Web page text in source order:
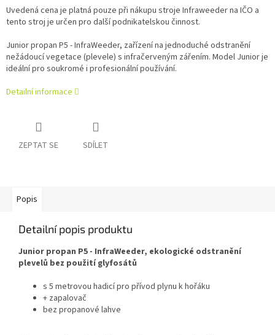
Uvedená cena je platná pouze při nákupu stroje Infraweeder na IČO a
tento stroj je určen pro další podnikatelskou činnost.
Junior propan P5 - InfraWeeder, zařízení na jednoduché odstranění
nežádoucí vegetace (plevele) s infračerveným zářením. Model Junior je
ideální pro soukromé i profesionální používání.
Detailní informace
ZEPTAT SE SDÍLET
Popis
Detailní popis produktu
Junior propan P5 - InfraWeeder, ekologické odstranění
plevelů bez použití glyfosátů
s 5 metrovou hadicí pro přívod plynu k hořáku
+ zapalovač
bez propanové lahve